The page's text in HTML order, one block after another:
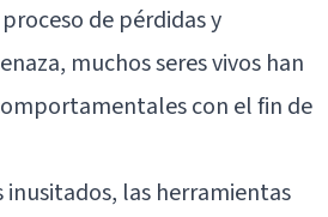
de pérdidas y
muchos seres vivos han
con el fin de
las herramientas